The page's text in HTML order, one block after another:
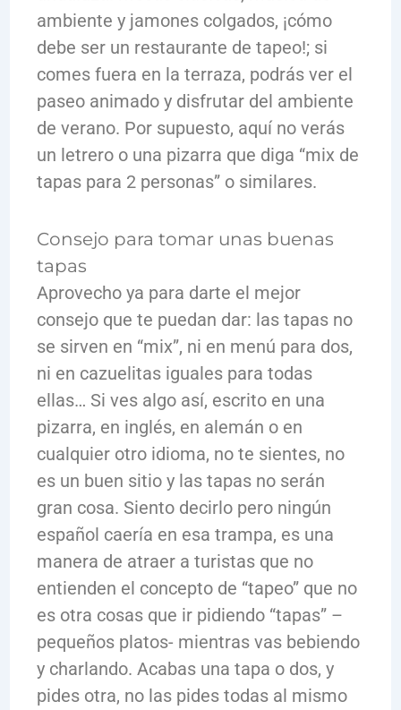
ambiente y jamones colgados, ¡cómo
debe ser un restaurante de tapeo!; si
comes fuera en la terraza, podrás ver el
paseo animado y disfrutar del ambiente
de verano. Por supuesto, aquí no verás
un letrero o una pizarra que diga “mix de
tapas para 2 personas” o similares.
Consejo para tomar unas buenas
tapas
Aprovecho ya para darte el mejor
consejo que te puedan dar: las tapas no
se sirven en “mix”, ni en menú para dos,
ni en cazuelitas iguales para todas
ellas… Si ves algo así, escrito en una
pizarra, en inglés, en alemán o en
cualquier otro idioma, no te sientes, no
es un buen sitio y las tapas no serán
gran cosa. Siento decirlo pero ningún
español caería en esa trampa, es una
manera de atraer a turistas que no
entienden el concepto de “tapeo” que no
es otra cosas que ir pidiendo “tapas” –
pequeños platos- mientras vas bebiendo
y charlando. Acabas una tapa o dos, y
pides otra, no las pides todas al mismo